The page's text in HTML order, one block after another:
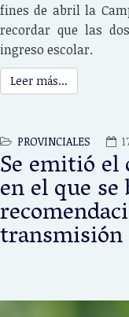
fines de abril la
recordar que las
ingreso escolar.
Leer más...
PROVINCIALES
Se emitió el
en el que
transmisión